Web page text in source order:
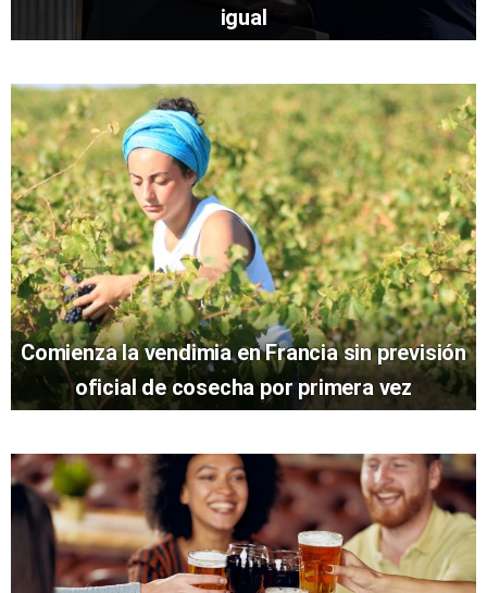
igual
Comienza la vendimia en Francia sin previsión
oficial de cosecha por primera vez